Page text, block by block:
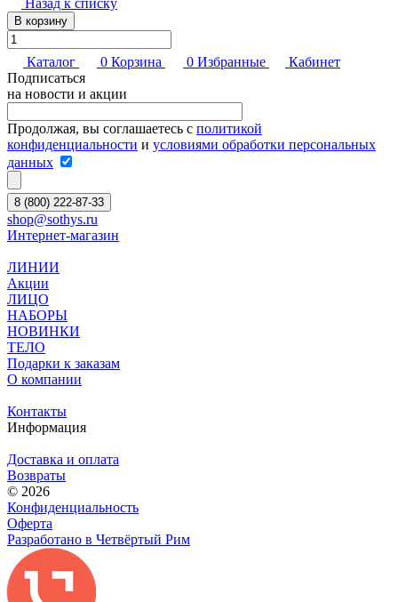
В корзину
Каталог 0 Корзина 0 Избранные
Кабинет
Подписаться
на новости и акции
Продолжая, вы соглашаетесь с политикой
конфиденциальности и условиями обработки персональных
данных
8 (800) 222-87-33
shop@sothys.ru
Интернет-магазин
ЛИНИИ
Акции
ЛИЦО
НАБОРЫ
НОВИНКИ
ТЕЛО
Подарки к заказам
О компании
Контакты
Информация
Доставка и оплата
Возвраты
© 2026
Конфиденциальность
Оферта
Разработано в Четвёртый Рим